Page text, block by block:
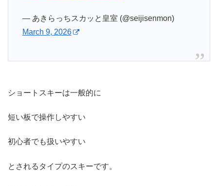
— あきらっちスカッと皇室 (@seijisenmon)
March 9, 2026
ショートスキーは一般的に
短い板で操作しやすい
初心者でも扱いやすい
とされるタイプのスキーです。